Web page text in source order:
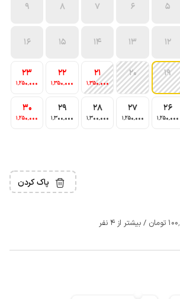
5
6
7
8
9
12
13
14
15
16
19
20
21
1٬350٬000
22
1٬350٬000
23
1٬250٬000
26
1٬250٬000
27
1٬250٬000
28
1٬300٬000
29
1٬300٬000
30
1٬250٬000
پاک کردن